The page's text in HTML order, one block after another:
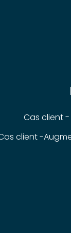
Cas client
client -